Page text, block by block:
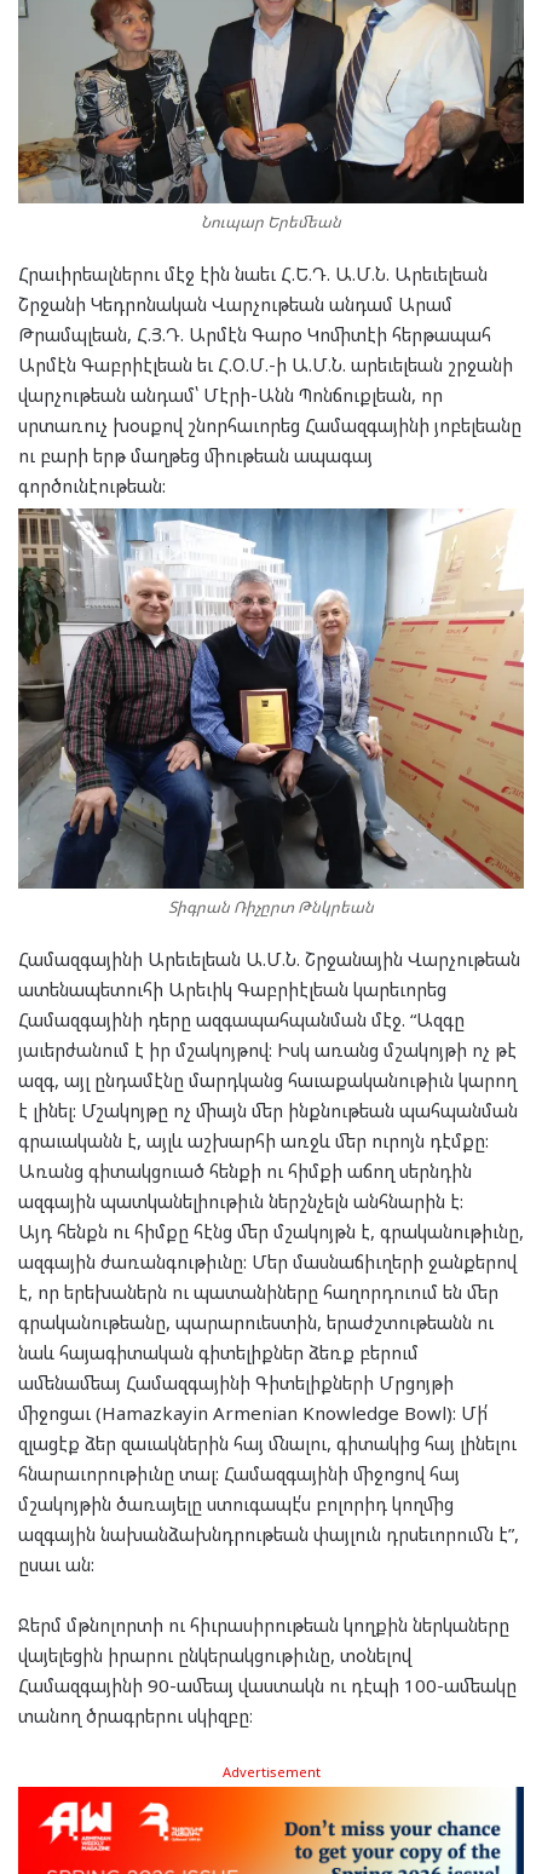
Նուպար Երեմեան
Հրաւիրեալներու մէջ էին նաեւ Հ.Ե.Դ. Ա.Մ.Ն. Արեւելեան
Շրջանի Կեդրոնական Վարչութեան անդամ Արամ
Թրամպլեան, Հ.Յ.Դ. Արմէն Գարօ Կոմիտէի հերթապահ
Արմէն Գաբրիէլեան եւ Հ.Օ.Մ.-ի Ա.Մ.Ն. արեւելեան շրջանի
վարչութեան անդամ՝ Մէրի-Անն Պոնճուքլեան, որ
սրտառուչ խօսքով շնորհաւորեց Համազգայինի յոբելեանը
ու բարի երթ մաղթեց միութեան ապագայ
գործունէութեան:
Տիգրան Ռիչըրտ Թնկրեան
Համազգայինի Արեւելեան Ա.Մ.Ն. Շրջանային Վարչութեան
ատենապետուհի Արեւիկ Գաբրիէլեան կարեւորեց
Համազգայինի դերը ազգապահպանման մէջ. “Ազգը
յաւերժանում է իր մշակոյթով: Իսկ առանց մշակոյթի ոչ թէ
ազգ, այլ ընդամէնը մարդկանց հաւաքականութիւն կարող
է լինել: Մշակոյթը ոչ միայն մեր ինքնութեան պահպանման
գրաւականն է, այլև աշխարհի առջև մեր ուրոյն դէմքը:
Առանց գիտակցուած հենքի ու հիմքի աճող սերնդին
ազգային պատկանելիութիւն ներշնչելն անհնարին է:
Այդ հենքն ու հիմքը հէնց մեր մշակոյթն է, գրականութիւնը,
ազգային ժառանգութիւնը: Մեր մասնաճիւղերի ջանքերով
է, որ երեխաներն ու պատանիները հաղորդուում են մեր
գրականութեանը, պարարուեստին, երաժշտութեանն ու
նաև հայագիտական գիտելիքներ ձեռք բերում
ամենամեայ Համազգայինի Գիտելիքների Մրցոյթի
միջոցաւ (Hamazkayin Armenian Knowledge Bowl): Մի՛
զլացէք ձեր զաւակներին հայ մնալու, գիտակից հայ լինելու
հնարաւորութիւնը տալ: Համազգայինի միջոցով հայ
մշակոյթին ծառայելը ստուգապէ՛ս բոլորիդ կողմից
ազգային նախանձախնդրութեան փայլուն դրսեւորումն է”,
ըսաւ ան:
Ջերմ մթնոլորտի ու հիւրասիրութեան կողքին ներկաները
վայելեցին իրարու ընկերակցութիւնը, տօնելով
Համազգայինի 90-ամեայ վաստակն ու դէպի 100-ամեակը
տանող ծրագրերու սկիզբը։
Advertisement